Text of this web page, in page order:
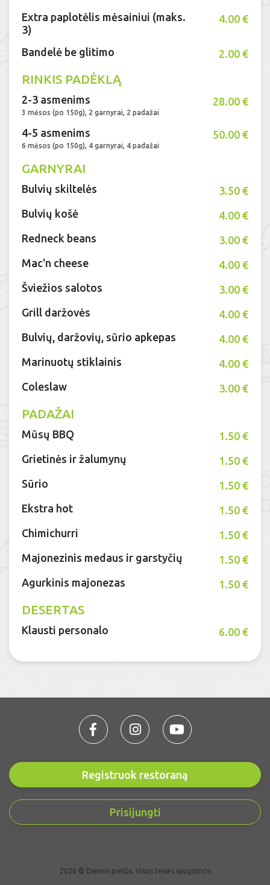
Extra paplotėlis mėsainiui (maks.
3)
4.00 €
Bandelė be glitimo 2.00 €
RINKIS PADĖKLĄ
2-3 asmenims
3 mėsos (po 150g), 2 garnyrai, 2 padažai
28.00 €
4-5 asmenims
6 mėsos (po 150g), 4 garnyrai, 4 padažai
50.00 €
GARNYRAI
Bulvių skiltelės
3.50 €
Bulvių košė
4.00 €
Redneck beans
3.00 €
Mac'n cheese
4.00 €
Šviežios salotos
3.00 €
Grill daržovės
4.00 €
Bulvių, daržovių, sūrio apkepas
4.00 €
Marinuotų stiklainis
4.00 €
Coleslaw
3.00 €
PADAŽAI
Mūsų BBQ
1.50 €
Grietinės ir žalumynų
1.50 €
Sūrio
1.50 €
Ekstra hot
1.50 €
Chimichurri
1.50 €
Majonezinis medaus ir garstyčių
1.50 €
Agurkinis majonezas
1.50 €
DESERTAS
Klausti personalo 6.00 €
Registruok restoraną
Prisijungti
2026 © Dienos pietūs. Visos teisės saugomos